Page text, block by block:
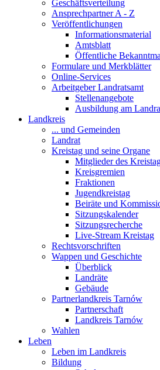
Geschäftsverteilung
Ansprechpartner A - Z
Veröffentlichungen
Informationsmaterial
Amtsblatt
Öffentliche
Formulare und Merkblätter
Online-Services
Arbeitgeber Landratsamt
Stellenangebote
Ausbildung am
Landkreis
... und Gemeinden
Landrat
Kreistag und seine Organe
Mitglieder des
Kreisgremien
Fraktionen
Jugendkreistag
Beiräte und
Sitzungskalender
Sitzungsrecherche
Live-Stream Kreistag
Rechtsvorschriften
Wappen und Geschichte
Überblick
Landräte
Gebäude
Partnerlandkreis Tarnów
Partnerschaft
Landkreis Tarnów
Wahlen
Leben
Leben im Landkreis
Bildung